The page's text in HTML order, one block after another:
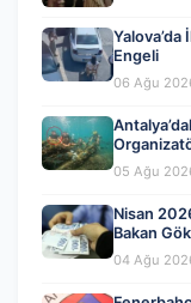
Engeli
06 Ağu
05 Ağu
Nisan
Bakan
04 Ağu